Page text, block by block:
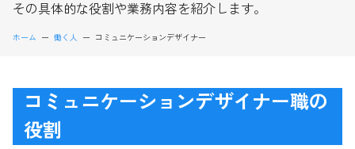
その具体的な役割や業務内容を紹介します。
ホーム ー 働く人 ー コミュニケーションデザイナー
コミュニケーションデザイナー職の
役割